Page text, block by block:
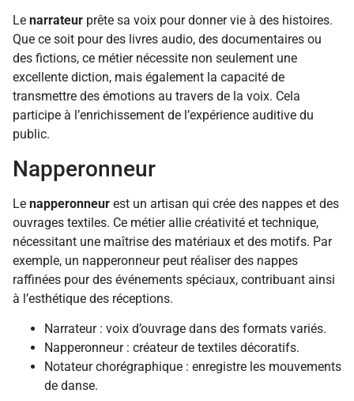
Le narrateur prête sa voix pour donner vie à des histoires.
Que ce soit pour des livres audio, des documentaires ou
des fictions, ce métier nécessite non seulement une
excellente diction, mais également la capacité de
transmettre des émotions au travers de la voix. Cela
participe à l’enrichissement de l’expérience auditive du
public.
Napperonneur
Le napperonneur est un artisan qui crée des nappes et des
ouvrages textiles. Ce métier allie créativité et technique,
nécessitant une maîtrise des matériaux et des motifs. Par
exemple, un napperonneur peut réaliser des nappes
raffinées pour des événements spéciaux, contribuant ainsi
à l’esthétique des réceptions.
Narrateur : voix d’ouvrage dans des formats variés.
Napperonneur : créateur de textiles décoratifs.
Notateur chorégraphique : enregistre les mouvements
de danse.